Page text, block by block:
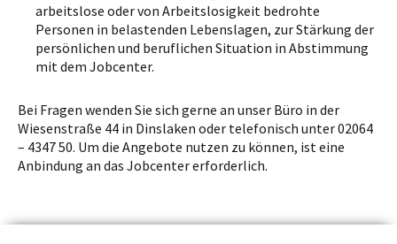
arbeitslose oder von Arbeitslosigkeit bedrohte
Personen in belastenden Lebenslagen, zur Stärkung der
persönlichen und beruflichen Situation in Abstimmung
mit dem Jobcenter.
Bei Fragen wenden Sie sich gerne an unser Büro in der
Wiesenstraße 44 in Dinslaken oder telefonisch unter 02064
– 4347 50. Um die Angebote nutzen zu können, ist eine
Anbindung an das Jobcenter erforderlich.